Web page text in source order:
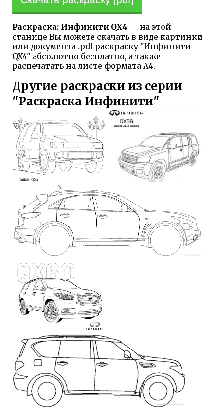
Раскраска: Инфинити QX4 — на этой
станице Вы можете скачать в виде картинки
или документа .pdf раскраску "Инфинити
QX4" абсолютно бесплатно, а также
распечатать на листе формата А4.
Другие раскраски из серии
"Раскраска Инфинити"